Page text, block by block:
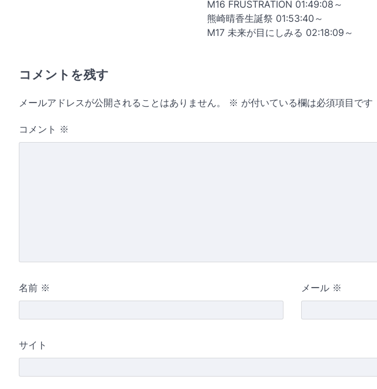
M16 FRUSTRATION 01:49:08～
熊崎晴香生誕祭 01:53:40～
M17 未来が目にしみる 02:18:09～
コメントを残す
メールアドレスが公開されることはありません。 ※ が付いている欄は必須項目です
コメント ※
名前 ※ メール ※
サイト